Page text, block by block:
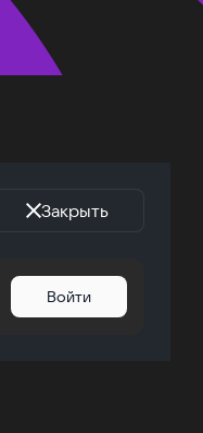
Закрыть
Войти